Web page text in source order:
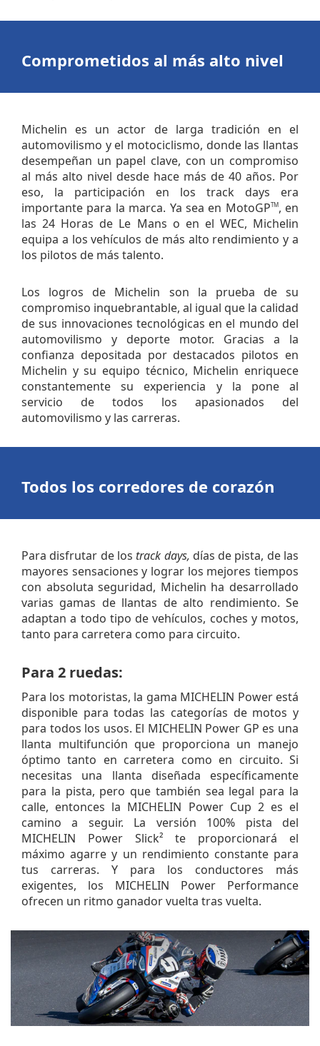
Comprometidos al más alto nivel
Michelin es un actor de larga tradición en el
automovilismo y el motociclismo, donde las llantas
desempeñan un papel clave, con un compromiso
al más alto nivel desde hace más de 40 años. Por
eso, la participación en los track days era
importante para la marca. Ya sea en MotoGPTM, en
las 24 Horas de Le Mans o en el WEC, Michelin
equipa a los vehículos de más alto rendimiento y a
los pilotos de más talento.
Los logros de Michelin son la prueba de su
compromiso inquebrantable, al igual que la calidad
de sus innovaciones tecnológicas en el mundo del
automovilismo y deporte motor. Gracias a la
confianza depositada por destacados pilotos en
Michelin y su equipo técnico, Michelin enriquece
constantemente su experiencia y la pone al
servicio de todos los apasionados del
automovilismo y las carreras.
Todos los corredores de corazón
Para disfrutar de los track days, días de pista, de las
mayores sensaciones y lograr los mejores tiempos
con absoluta seguridad, Michelin ha desarrollado
varias gamas de llantas de alto rendimiento. Se
adaptan a todo tipo de vehículos, coches y motos,
tanto para carretera como para circuito.
Para 2 ruedas:
Para los motoristas, la gama MICHELIN Power está
disponible para todas las categorías de motos y
para todos los usos. El MICHELIN Power GP es una
llanta multifunción que proporciona un manejo
óptimo tanto en carretera como en circuito. Si
necesitas una llanta diseñada específicamente
para la pista, pero que también sea legal para la
calle, entonces la MICHELIN Power Cup 2 es el
camino a seguir. La versión 100% pista del
MICHELIN Power Slick² te proporcionará el
máximo agarre y un rendimiento constante para
tus carreras. Y para los conductores más
exigentes, los MICHELIN Power Performance
ofrecen un ritmo ganador vuelta tras vuelta.